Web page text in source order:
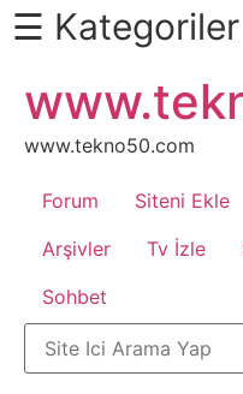
Daha
Fazlası
İçin
Kaydır
Android
Apk
Arabalar
☰ Kategoriler
atla
www.tekno50.com
Forum Siteni Ekle
Arşivler
Tv İzle
Sohbet